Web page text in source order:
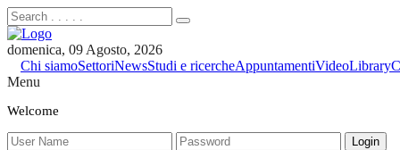
domenica, 09 Agosto, 2026
Chi siamoSettoriNewsStudi e ricercheAppuntamentiVideoLibrary
Menu
Welcome